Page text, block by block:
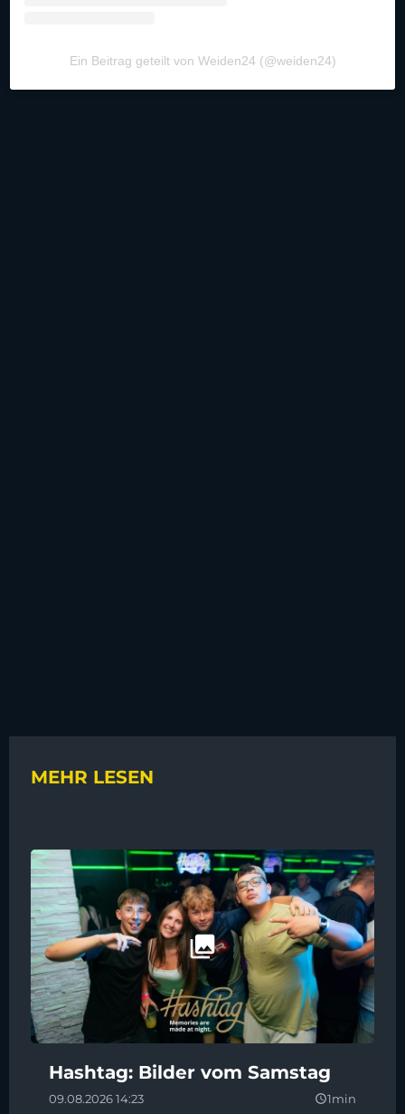
Ein Beitrag geteilt von Weiden24 (@weiden24)
MEHR LESEN
Hashtag: Bilder vom Samstag
09.08.2026 14:23 query_builder1min